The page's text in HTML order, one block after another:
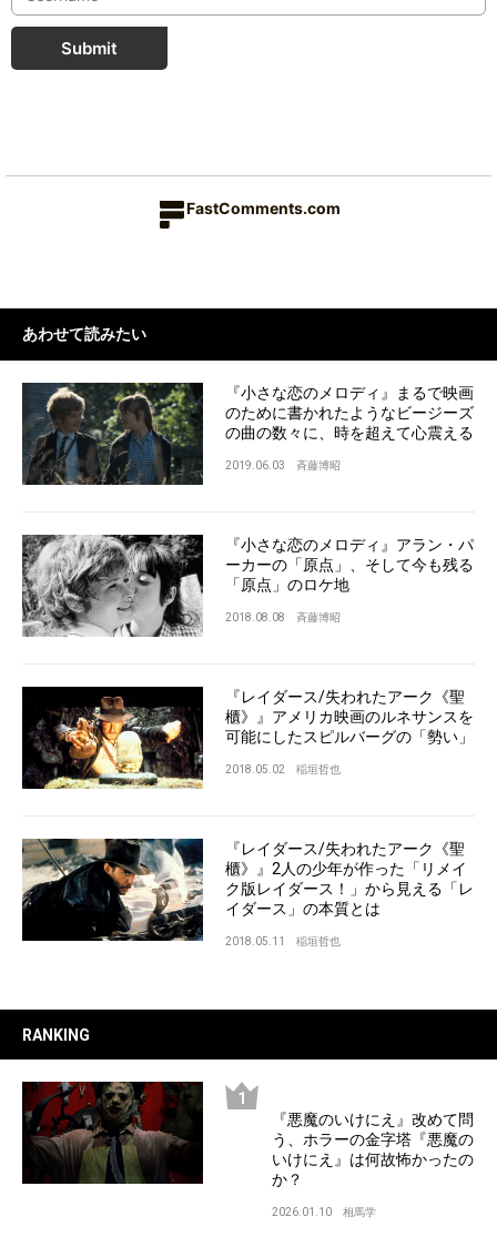
Submit
FastComments.com
あわせて読みたい
『小さな恋のメロディ』まるで映画
のために書かれたようなビージーズ
の曲の数々に、時を超えて心震える
2019.06.03 斉藤博昭
『小さな恋のメロディ』アラン・パ
ーカーの「原点」、そして今も残る
「原点」のロケ地
2018.08.08 斉藤博昭
『レイダース/失われたアーク《聖
櫃》』アメリカ映画のルネサンスを
可能にしたスピルバーグの「勢い」
2018.05.02 稲垣哲也
『レイダース/失われたアーク《聖
櫃》』2人の少年が作った「リメイ
ク版レイダース！」から見える「レ
イダース」の本質とは
2018.05.11 稲垣哲也
RANKING
『悪魔のいけにえ』改めて問
う、ホラーの金字塔『悪魔の
いけにえ』は何故怖かったの
か？
2026.01.10 相馬学